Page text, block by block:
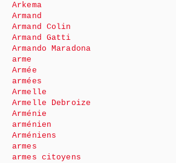
Arkema
Armand
Armand Colin
Armand Gatti
Armando Maradona
arme
Armée
armées
Armelle
Armelle Debroize
Arménie
arménien
Arméniens
armes
armes citoyens